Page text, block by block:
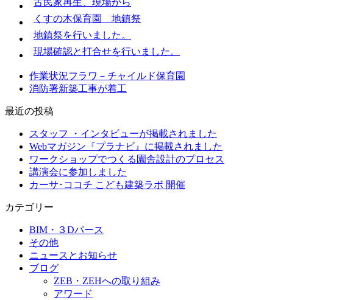
くすの木保育園 地鎮祭
地鎮祭を行いました。
現場確認と打合せを行いました。
作業状況フラワ－チャイルド保育園
消防署新築工事が着工
最近の投稿
スタッフ ・インタビューが掲載されました
Webマガジン『プラナビ』に掲載されました
ワークショップでつくる園舎設計のプロセス
講演会に参加しました
カーサ･ココチ こども建築ラボ 開催
カテゴリー
BIM・３Dパース
その他
ニュースとお知らせ
ブログ
ZEB・ZEHへの取り組み
アワード